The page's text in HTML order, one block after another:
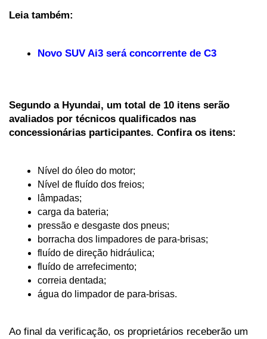
Leia também:
Novo SUV Ai3 será concorrente de C3
Segundo a Hyundai, um total de 10 itens serão
avaliados por técnicos qualificados nas
concessionárias participantes. Confira os itens:
Nível do óleo do motor;
Nível de fluído dos freios;
lâmpadas;
carga da bateria;
pressão e desgaste dos pneus;
borracha dos limpadores de para-brisas;
fluído de direção hidráulica;
fluído de arrefecimento;
correia dentada;
água do limpador de para-brisas.
Ao final da verificação, os proprietários receberão um